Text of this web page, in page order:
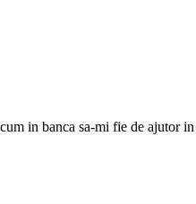
in banca sa-mi fie de ajutor